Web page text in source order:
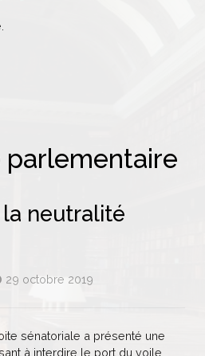
neutralité
29 octobre 2019
sénatoriale a présenté une
à interdire le port du voile